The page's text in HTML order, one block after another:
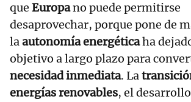
que Europano puede permitirse
desaprovechar, porque pone de
laautonomía energéticaha
objetivo a largo plazo para
necesidad inmediata. La
energías renovables, el